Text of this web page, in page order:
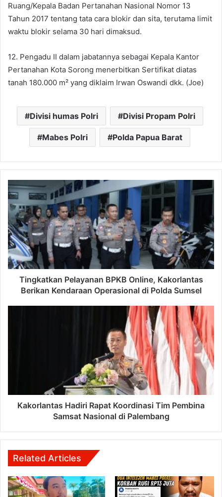
Ruang/Kepala Badan Pertanahan Nasional Nomor 13
Tahun 2017 tentang tata cara blokir dan sita, terutama limit
waktu blokir selama 30 hari dimaksud.
12. Pengadu II dalam jabatannya sebagai Kepala Kantor
Pertanahan Kota Sorong menerbitkan Sertifikat diatas
tanah 180.000 m² yang diklaim Irwan Oswandi dkk. (Joe)
Divisi humas Polri Divisi Propam Polri
Mabes Polri Polda Papua Barat
Tingkatkan Pelayanan BPKB Online, Kakorlantas
Berikan Kendaraan Operasional di Polda Sumsel
Kakorlantas Hadiri Rapat Koordinasi Tim Pembina
Samsat Nasional di Palembang
Related Articles